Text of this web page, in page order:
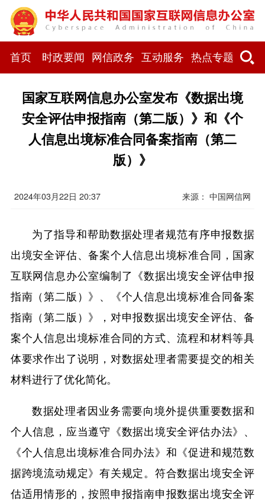
首页 时政要闻 网信政务 互动服务 热点专题
国家互联网信息办公室发布《数据出境
安全评估申报指南（第二版）》和《个
人信息出境标准合同备案指南（第二
版）》
2024年03月22日 20:37 来源：中国网信网
为了指导和帮助数据处理者规范有序申报数据
出境安全评估、备案个人信息出境标准合同，国家
互联网信息办公室编制了《数据出境安全评估申报
指南（第二版）》、《个人信息出境标准合同备案
指南（第二版）》，对申报数据出境安全评估、备
案个人信息出境标准合同的方式、流程和材料等具
体要求作出了说明，对数据处理者需要提交的相关
材料进行了优化简化。
数据处理者因业务需要向境外提供重要数据和
个人信息，应当遵守《数据出境安全评估办法》、
《个人信息出境标准合同办法》和《促进和规范数
据跨境流动规定》有关规定。符合数据出境安全评
估适用情形的，按照申报指南申报数据出境安全评